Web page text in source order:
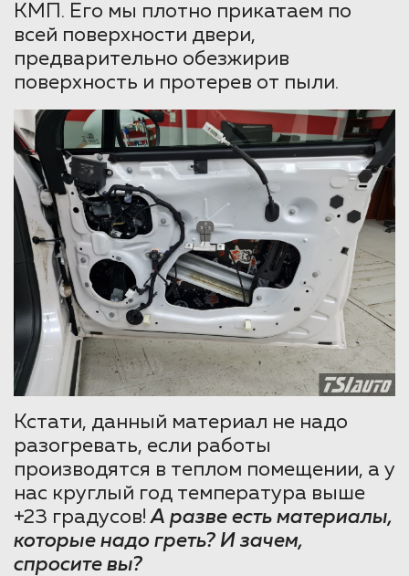
КМП. Его мы плотно прикатаем по
всей поверхности двери,
предварительно обезжирив
поверхность и протерев от пыли.
Кстати, данный материал не надо
разогревать, если работы
производятся в теплом помещении, а у
нас круглый год температура выше
+23 градусов!А разве есть материалы,
которые надо греть? И зачем,
спросите вы?